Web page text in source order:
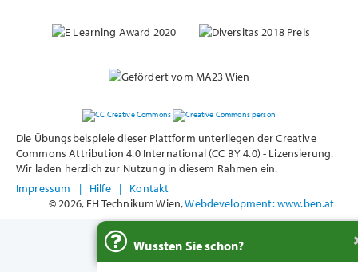
Die Übungsbeispiele dieser Plattform unterliegen der Creative
Commons Attribution 4.0 International (CC BY 4.0) - Lizensierung.
Wir laden herzlich zur Nutzung in diesem Rahmen ein.
Impressum
| Hilfe | Kontakt
© 2026, FH Technikum Wien,Webdevelopment: www.ben.at
Wussten Sie schon?